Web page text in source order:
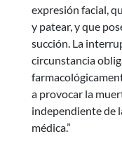
expresión facial,
y patear, y que
succión. La
circunstancia
a provocar la
independiente de
médica.”